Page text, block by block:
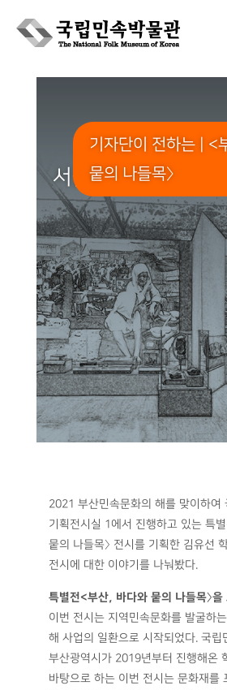
Skip
기자단이 전하는 | <
뭍의 나들목〉
서울에서 부산을 만
2021 부산민속문화의 해를 맞이하여
기획전시실 1에서 진행하고 있는 특
뭍의 나들목〉 전시를 기획한 김유선
전시에 대한 이야기를 나눠봤다.
특별전<부산, 바다와 뭍의 나들목〉을
이번 전시는 지역민속문화를 발굴하
해 사업의 일환으로 시작되었다. 국립
부산광역시가 2019년부터 진행해온
바탕으로 하는 이번 전시는 문화재를